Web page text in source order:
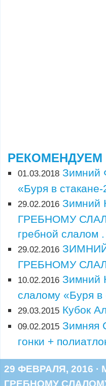
01.03.2018 Зимний
«Буря в
29.02.2016
ГРЕБНОМУ
гребной слалом .
29.02.2016
ГРЕБНОМУ
10.02.2016 Зимний
слалому «Буря в
29.03.2015 Кубок
09.02.2015 Зимняя
гонки +
29 ФЕВРАЛЯ, 2016
ГРЕБНОМУ